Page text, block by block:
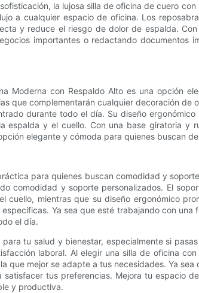
la lujosa silla de oficina de cuero
a cualquier espacio de oficina. Los
y reduce el riesgo de dolor de espalda.
importantes o redactando documentos
Moderna con Respaldo Alto es una opción
que complementarán cualquier decoración
durante todo el día. Su diseño
y el cuello. Con una base giratoria y
elegante y cómoda para quienes buscan
para quienes buscan comodidad y
comodidad y soporte personalizados. El
mientras que su diseño ergonómico
Ya sea que esté trabajando con
el día.
tu salud y bienestar, especialmente si
laboral. Al elegir una silla de oficina
mejor se adapte a tus necesidades. Ya
tus preferencias. Mejora tu espacio
y productiva.